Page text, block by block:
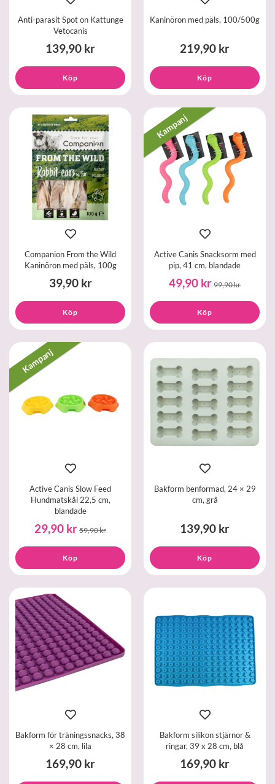
Anti-parasit Spot on Kattunge
Vetocanis
139,90 kr
Köp
Kaninöron med päls, 100/500g
219,90 kr
Köp
Companion From the Wild
Kaninöron med päls, 100g
39,90 kr
Köp
Kampanj
Active Canis Snacksorm med
pip, 41 cm, blandade
49,90 kr 99,90 kr
Köp
Kampanj
Active Canis Slow Feed
Hundmatskål 22,5 cm,
blandade
29,90 kr 59,90 kr
Köp
Bakform benformad, 24 × 29
cm, grå
139,90 kr
Köp
Bakform för träningssnacks, 38
× 28 cm, lila
169,90 kr
Bakform silikon stjärnor &
ringar, 39 x 28 cm, blå
169,90 kr